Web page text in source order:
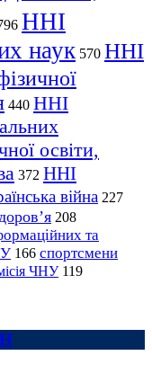
ННІ
наук 570 ННІ
440 ННІ
освіти,
372 ННІ
війна 227
208
та
166 спортсмени
ЧНУ 119